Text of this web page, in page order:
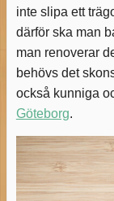
inte slipa ett
därför ska man
man renoverar
behövs det
också kunniga
Göteborg.